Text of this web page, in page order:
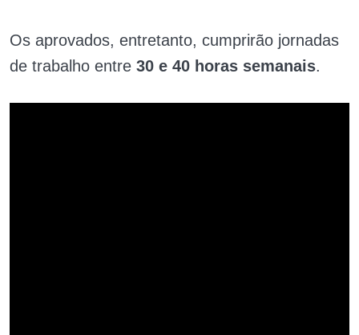
Os aprovados, entretanto, cumprirão jornadas
de trabalho entre 30 e 40 horas semanais.